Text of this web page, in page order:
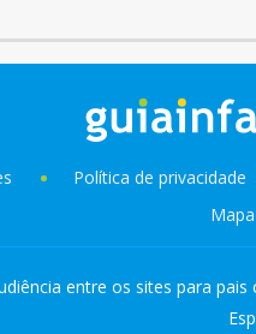
Política de privacidade
entre os sites para